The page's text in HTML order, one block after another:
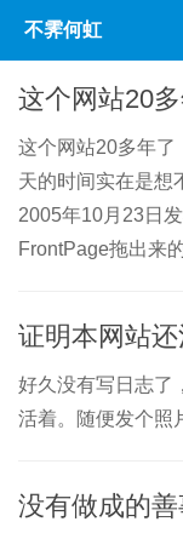
跳至内容
不霁何虹
这个网站20
这个网站20多年了
天的时间实在是想
2005年10月23日
FrontPage拖出来
证明本网站
好久没有写日志了
活着。随便发个照
没有做成的善